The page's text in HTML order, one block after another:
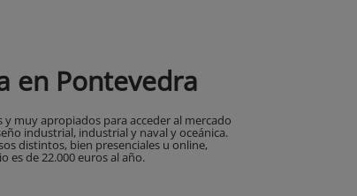
en Pontevedra
muy apropiados para acceder al mercado
industrial, industrial y naval y oceánica.
distintos, bien presenciales u online,
es de 22.000 euros al año.